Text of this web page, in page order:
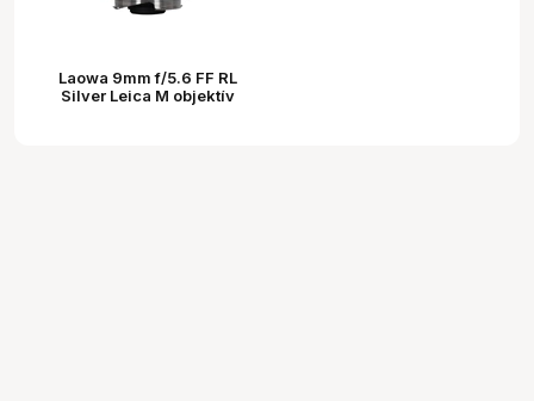
Laowa 9mm f/5.6 FF RL
Silver Leica M objektív